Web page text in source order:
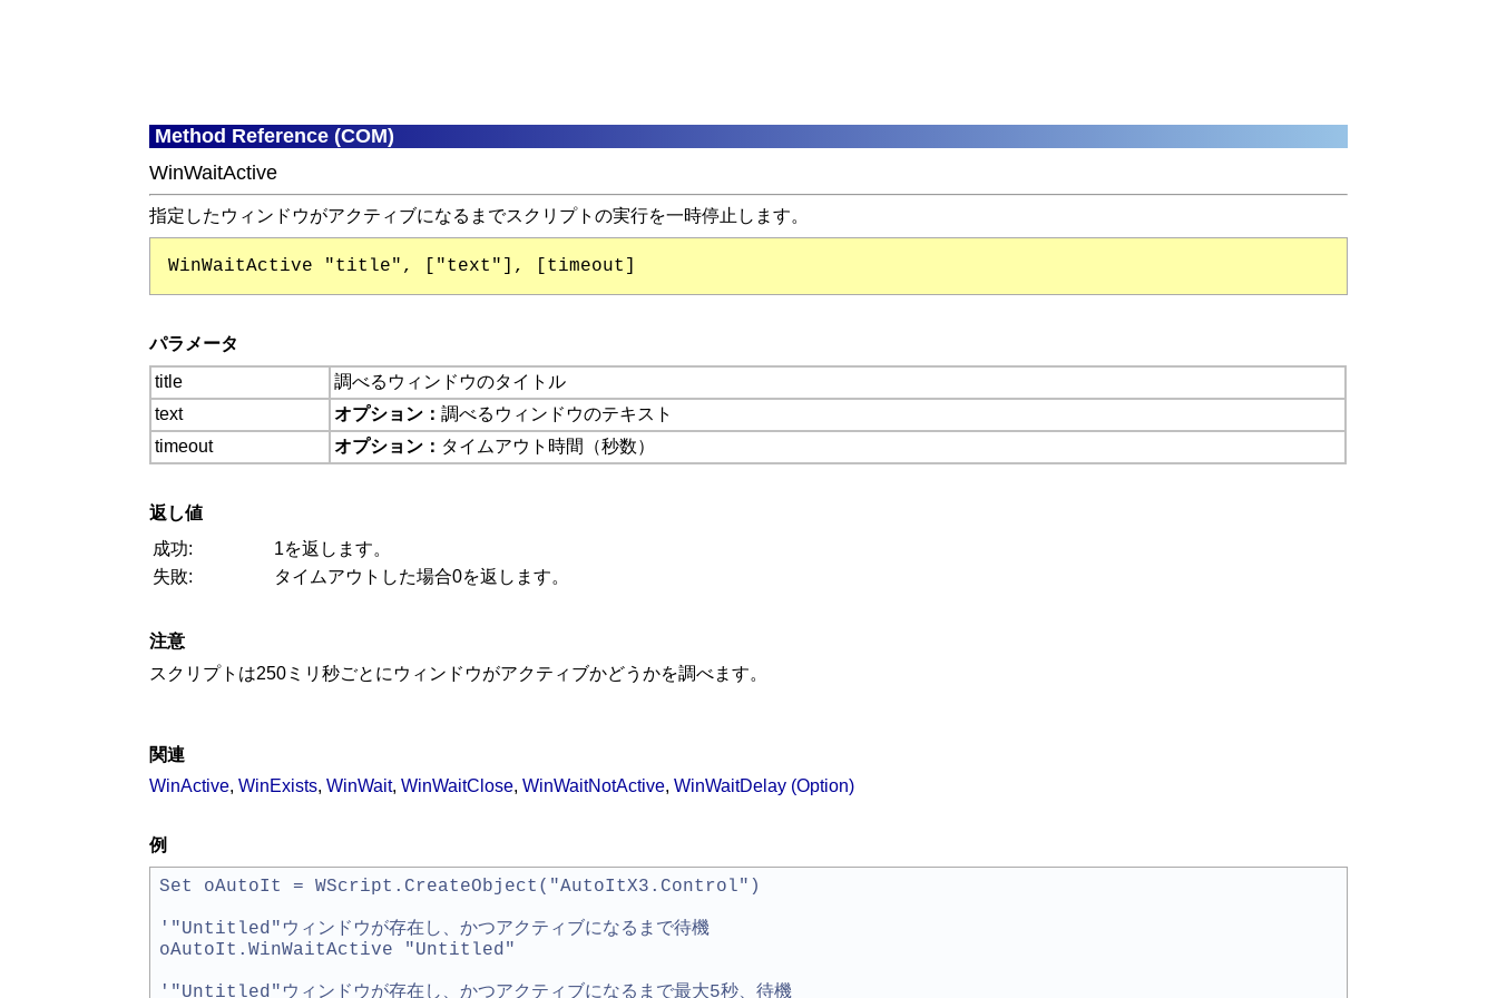
Method Reference (COM)
WinWaitActive
指定したウィンドウがアクティブになるまでスクリプトの実行を一時停止します。
WinWaitActive "title", ["text"], [timeout]
パラメータ
title
調べるウィンドウのタイトル
text
オプション：調べるウィンドウのテキスト
timeout
オプション： タイムアウト時間（秒数）
返し値
成功:
1を返します。
失敗:
タイムアウトした場合0を返します。
注意
スクリプトは250ミリ秒ごとにウィンドウがアクティブかどうかを調べます。
関連
WinActive,WinExists,WinWait,WinWaitClose,WinWaitNotActive,WinWaitDelay (Option)
例
Set oAutoIt = WScript.CreateObject("AutoItX3.Control")
'"Untitled"ウィンドウが存在し、かつアクティブになるまで待機
oAutoIt.WinWaitActive "Untitled"
'"Untitled"ウィンドウが存在し、かつアクティブになるまで最大5秒、待機